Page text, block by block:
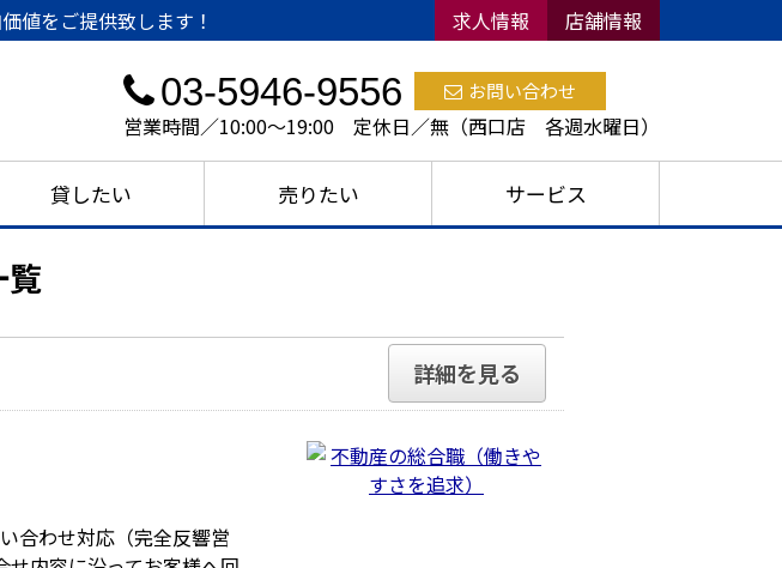
値をご提供致します！ 求人情報 店舗情報
03-5946-9556 お問い合わせ
営業時間／10:00～19:00 定休日／無（西口店 各週水曜日）
貸したい 売りたい サービス
覧
詳細を見る
合わせ対応（完全反響営